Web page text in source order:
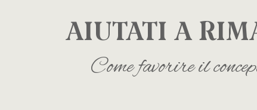
AIUTATI A
Come favorire il